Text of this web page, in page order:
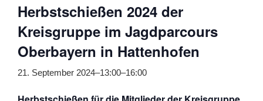
Herbstschießen 2024 der
Kreisgruppe im Jagdparcours
Oberbayern in Hattenhofen
21. September 2024–13:00–16:00